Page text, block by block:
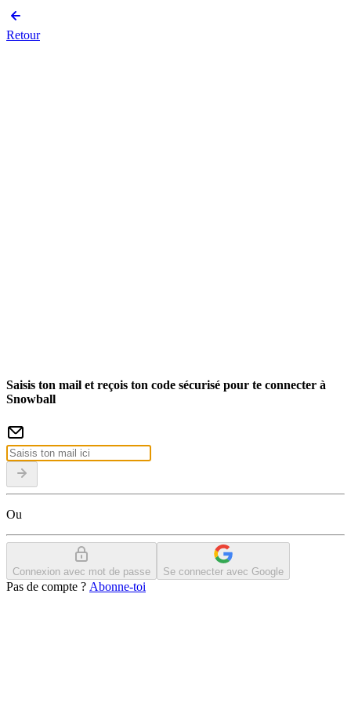
Retour
Saisis ton mail et reçois ton code sécurisé pour te connecter à
Snowball
Ou
Connexion avec mot de passe Se connecter avec Google
Pas de compte ? Abonne-toi